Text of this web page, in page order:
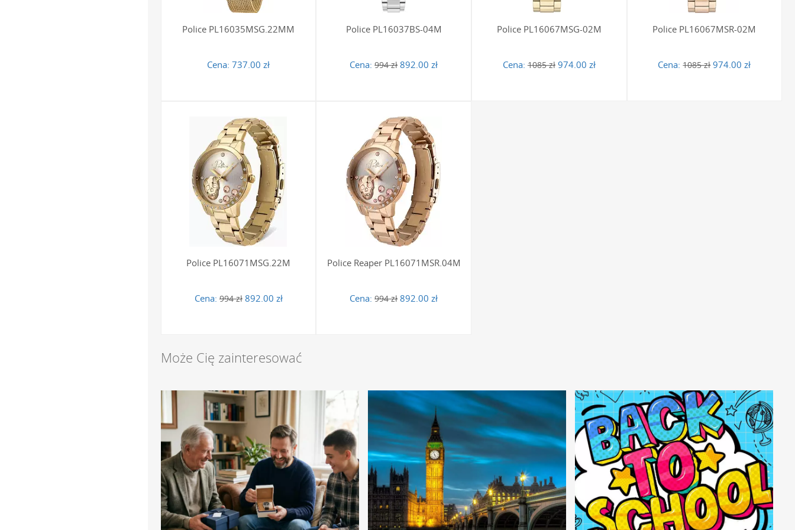
Police PL16035MSG.22MM
Cena: 737.00 zł
Police PL16037BS-04M
Cena: 994 zł 892.00 zł
Police PL16067MSG-02M
Cena: 1085 zł 974.00 zł
Police PL16067MSR-02M
Cena: 1085 zł 974.00 zł
Police PL16071MSG.22M
Cena: 994 zł 892.00 zł
Police Reaper PL16071MSR.04M
Cena: 994 zł 892.00 zł
Może Cię zainteresować